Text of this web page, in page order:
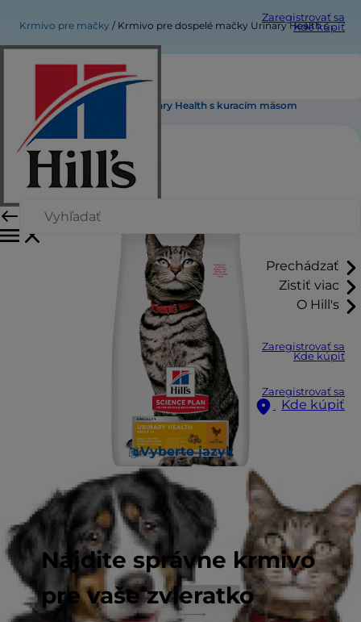
Zaregistrovať sa
Kde kúpiť
Prechádzať
Zistiť viac
O Hill's
Zaregistrovať sa
Kde kúpiť
Zaregistrovať sa
Kde kúpiť
Vyberte jazyk
Nájdite správne krmivo
pre vaše zvieratko
Krmivo pre mačky Krmivo pre dospelé mačky Urinary Health s kuracím mäsom
Krmivo pre dospelé mačky Urinary Health s kuracím mäsom